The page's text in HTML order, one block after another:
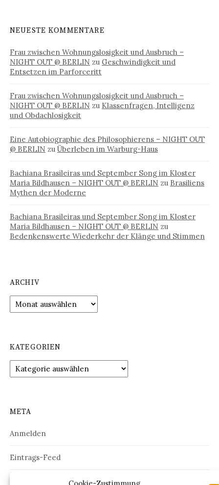
NEUESTE KOMMENTARE
Frau zwischen Wohnungslosigkeit und Ausbruch –
NIGHT OUT @ BERLIN zu Geschwindigkeit und
Entsetzen im Parforceritt
Frau zwischen Wohnungslosigkeit und Ausbruch –
NIGHT OUT @ BERLIN zu Klassenfragen, Intelligenz
und Obdachlosigkeit
Eine Autobiographie des Philosophierens – NIGHT OUT
@ BERLIN zu Überleben im Warburg-Haus
Bachiana Brasileiras und September Song im Kloster
Maria Bildhausen – NIGHT OUT @ BERLIN zu Brasiliens
Mythen der Moderne
Bachiana Brasileiras und September Song im Kloster
Maria Bildhausen – NIGHT OUT @ BERLIN zu
Bedenkenswerte Wiederkehr der Klänge und Stimmen
ARCHIV
Archiv
KATEGORIEN
Kategorien
META
Anmelden
Eintrags-Feed
Kommentar-Feed